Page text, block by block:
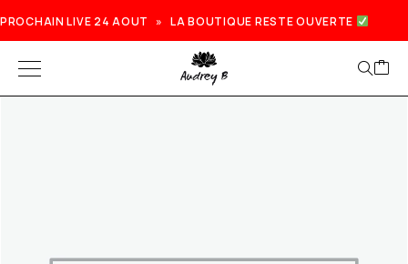
PROCHAIN LIVE 24 AOUT » LA BOUTIQUE RESTE OUVERTE